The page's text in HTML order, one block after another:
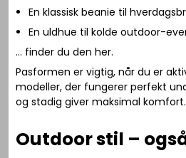
En klassisk beanie til
En uldhue til kolde outdoor-
… finder du den her.
Pasformen er vigtig, når du er
modeller, der fungerer perfekt
og stadig giver maksimal komfort.
Outdoor stil –